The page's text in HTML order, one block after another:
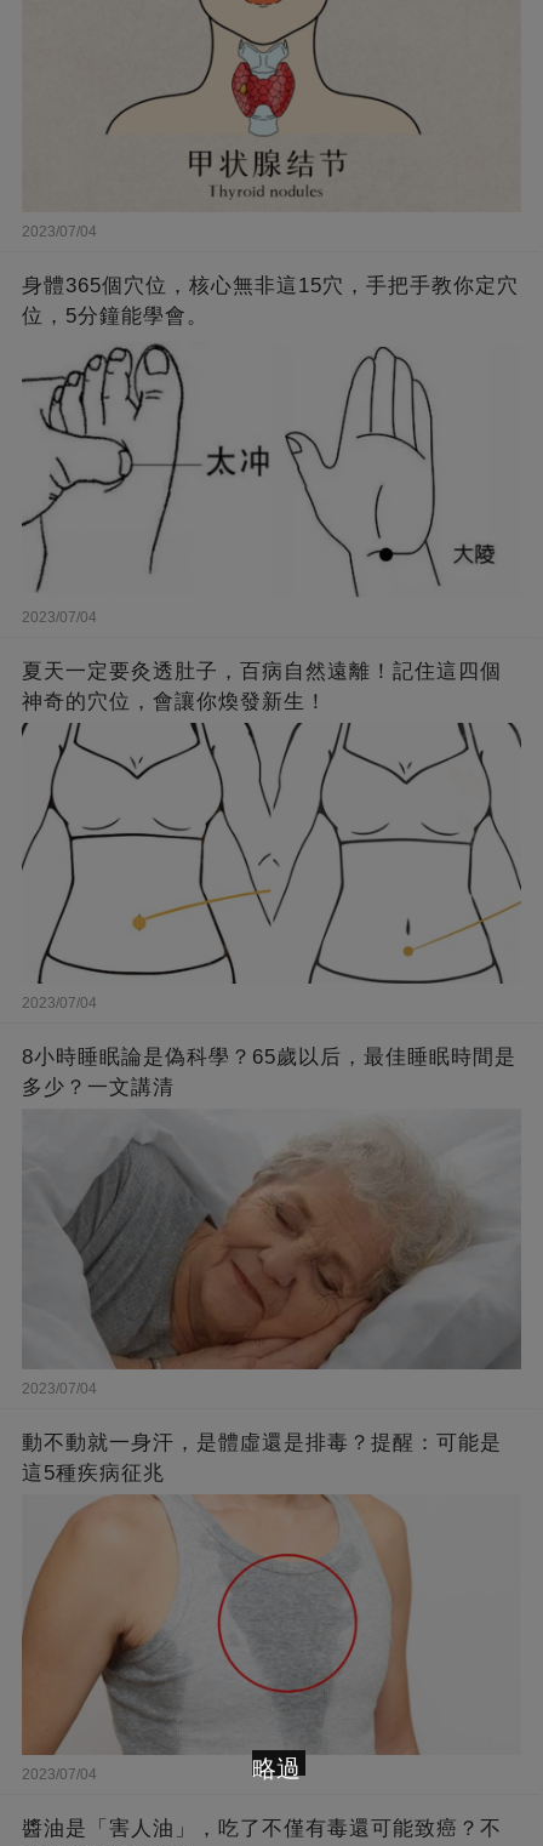
2023/07/04
身體365個穴位，核心無非這15穴，手把手教你定穴
位，5分鐘能學會。
2023/07/04
夏天一定要灸透肚子，百病自然遠離！記住這四個
神奇的穴位，會讓你煥發新生！
2023/07/04
8小時睡眠論是偽科學？65歲以后，最佳睡眠時間是
多少？一文講清
2023/07/04
動不動就一身汗，是體虛還是排毒？提醒：可能是
這5種疾病征兆
2023/07/04
醬油是「害人油」，吃了不僅有毒還可能致癌？不
略過